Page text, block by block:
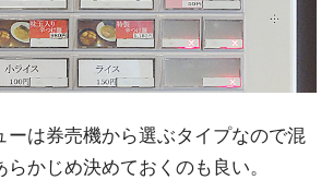
ーは券売機から選ぶタイプなので混
かじめ決めておくのも良い。